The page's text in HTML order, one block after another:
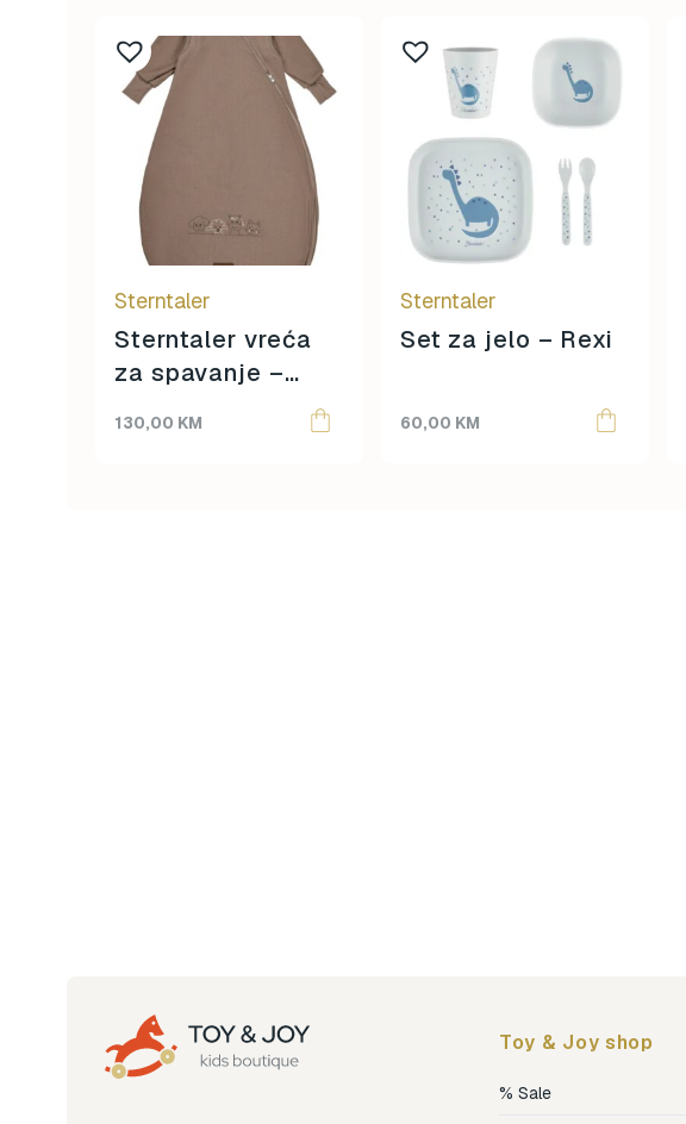
Sterntaler
Sterntaler vreća
za spavanje –
130,00 KM
Sterntaler
Set za jelo – Rexi
60,00 KM
Toy & Joy shop
% Sale